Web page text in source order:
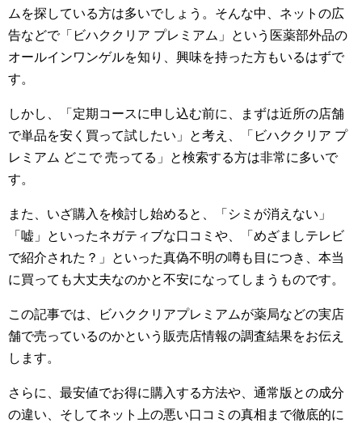
ムを探している方は多いでしょう。そんな中、ネットの広
告などで「ビハククリア プレミアム」という医薬部外品の
オールインワンゲルを知り、興味を持った方もいるはずで
す。
しかし、「定期コースに申し込む前に、まずは近所の店舗
で単品を安く買って試したい」と考え、「ビハククリア プ
レミアム どこで 売ってる」と検索する方は非常に多いで
す。
また、いざ購入を検討し始めると、「シミが消えない」
「嘘」といったネガティブな口コミや、「めざましテレビ
で紹介された？」といった真偽不明の噂も目につき、本当
に買っても大丈夫なのかと不安になってしまうものです。
この記事では、ビハククリアプレミアムが薬局などの実店
舗で売っているのかという販売店情報の調査結果をお伝え
します。
さらに、最安値でお得に購入する方法や、通常版との成分
の違い、そしてネット上の悪い口コミの真相まで徹底的に